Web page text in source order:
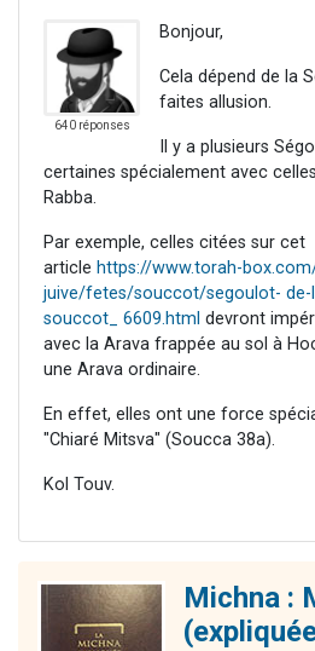
640 réponses
Bonjour,
Cela dépend de la
faites allusion.
Il y a plusieurs
certaines spécialement avec
Rabba.
Par exemple, celles citées sur cet
article https://www.torah-
juive/fetes/souccot/segoulot- de-
souccot_ 6609.html devront
avec la Arava frappée au sol à
une Arava ordinaire.
En effet, elles ont une force
"Chiaré Mitsva" (Soucca 38a).
Kol Touv.
Michna :